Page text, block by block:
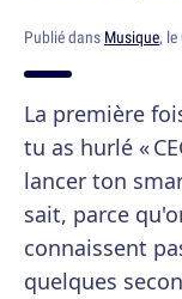
Publié dans Musique,
La première
tu as hurlé «
lancer ton
sait, parce
connaissent
quelques